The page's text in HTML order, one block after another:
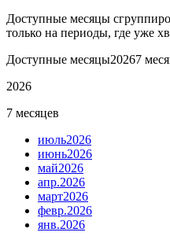
Доступные месяцы
только на периоды, где уже
Доступные месяцы20267
2026
7 месяцев
июль2026
июнь2026
май2026
апр.2026
март2026
февр.2026
янв.2026